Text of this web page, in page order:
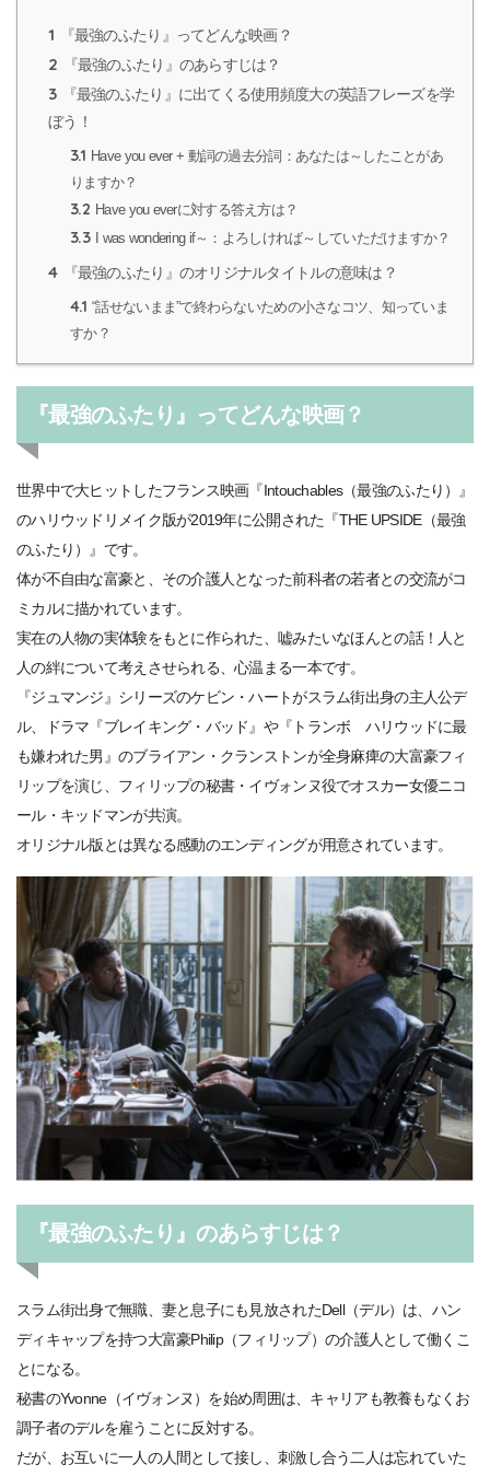
1 『最強のふたり』ってどんな映画？
2 『最強のふたり』のあらすじは？
3
『最強のふたり』に出てくる使用頻度大の英語フレーズを学
ぼう！
3.1 Have you ever + 動詞の過去分詞：あなたは～したことがあ
りますか？
3.2 Have you everに対する答え方は？
3.3 I was wondering if～：よろしければ～していただけますか？
4 『最強のふたり』のオリジナルタイトルの意味は？
4.1 “話せないまま”で終わらないための小さなコツ、知っていま
すか？
『最強のふたり』ってどんな映画？
世界中で大ヒットしたフランス映画『Intouchables（最強のふたり）』
のハリウッドリメイク版が2019年に公開された『THE UPSIDE（最強
のふたり）』です。
体が不自由な富豪と、その介護人となった前科者の若者との交流がコ
ミカルに描かれています。
実在の人物の実体験をもとに作られた、嘘みたいなほんとの話！人と
人の絆について考えさせられる、心温まる一本です。
『ジュマンジ』シリーズのケビン・ハートがスラム街出身の主人公デ
ル、ドラマ『ブレイキング・バッド』や『トランボ ハリウッドに最
も嫌われた男』のブライアン・クランストンが全身麻痺の大富豪フィ
リップを演じ、フィリップの秘書・イヴォンヌ役でオスカー女優ニコ
ール・キッドマンが共演。
オリジナル版とは異なる感動のエンディングが用意されています。
『最強のふたり』のあらすじは？
スラム街出身で無職、妻と息子にも見放されたDell（デル）は、ハン
ディキャップを持つ大富豪Philip（フィリップ）の介護人として働くこ
とになる。
秘書のYvonne（イヴォンヌ）を始め周囲は、キャリアも教養もなくお
調子者のデルを雇うことに反対する。
だが、お互いに一人の人間として接し、刺激し合う二人は忘れていた